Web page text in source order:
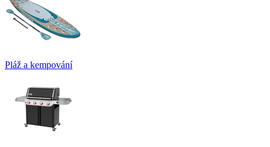
Pláž a kempování